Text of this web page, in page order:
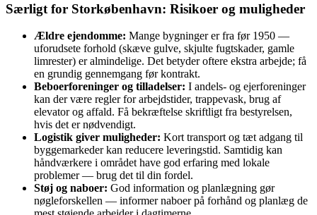
Særligt for Storkøbenhavn: Risikoer og muligheder
Ældre ejendomme: Mange bygninger er fra før 1950 —
uforudsete forhold (skæve gulve, skjulte fugtskader, gamle
limrester) er almindelige. Det betyder oftere ekstra arbejde; få
en grundig gennemgang før kontrakt.
Beboerforeninger og tilladelser: I andels- og ejerforeninger
kan der være regler for arbejdstider, trappevask, brug af
elevator og affald. Få bekræftelse skriftligt fra bestyrelsen,
hvis det er nødvendigt.
Logistik giver muligheder: Kort transport og tæt adgang til
byggemarkeder kan reducere leveringstid. Samtidig kan
håndværkere i området have god erfaring med lokale
problemer — brug det til din fordel.
Støj og naboer: God information og planlægning gør
nøgleforskellen — informer naboer på forhånd og planlæg de